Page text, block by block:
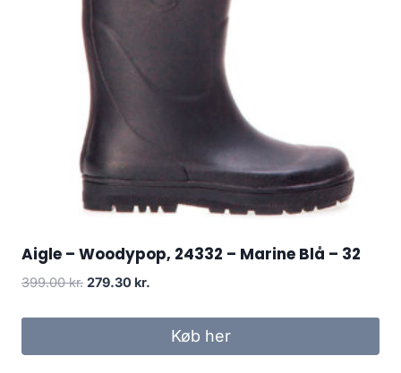
Aigle – Woodypop, 24332 – Marine Blå – 32
399.00kr. Den
pris
279.30 kr.
pris
Køb her